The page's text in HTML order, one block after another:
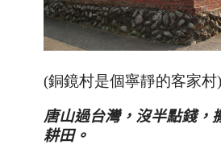
(銅鏡村是個寧靜的客家村)
唐山過台灣，沒半點錢，
耕田。